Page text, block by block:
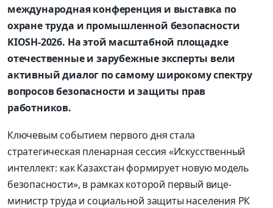
международная конференция и выставка по
охране труда и промышленной безопасности
KIOSH-2026. На этой масштабной площадке
отечественные и зарубежные эксперты вели
активный диалог по самому широкому спектру
вопросов безопасности и защиты прав
работников.
Ключевым событием первого дня стала
стратегическая пленарная сессия «Искусственный
интеллект: как Казахстан формирует новую модель
безопасности», в рамках которой первый вице-
министр труда и социальной защиты населения РК